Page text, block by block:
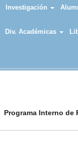
Investigación
Div. Académicas
Programa Interno de